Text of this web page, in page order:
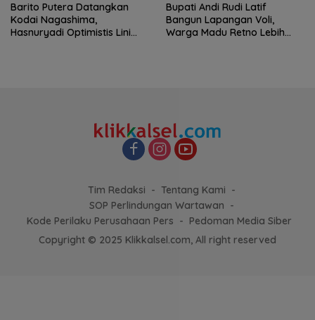
Barito Putera Datangkan
Kodai Nagashima,
Hasnuryadi Optimistis Lini
Bupati Andi Rudi Latif
Bangun Lapangan Voli,
Warga Madu Retno Lebih
Tim Redaksi
Tentang Kami
SOP Perlindungan Wartawan
Kode Perilaku Perusahaan Pers
Pedoman Media Siber
Copyright © 2025 Klikkalsel.com, All right reserved